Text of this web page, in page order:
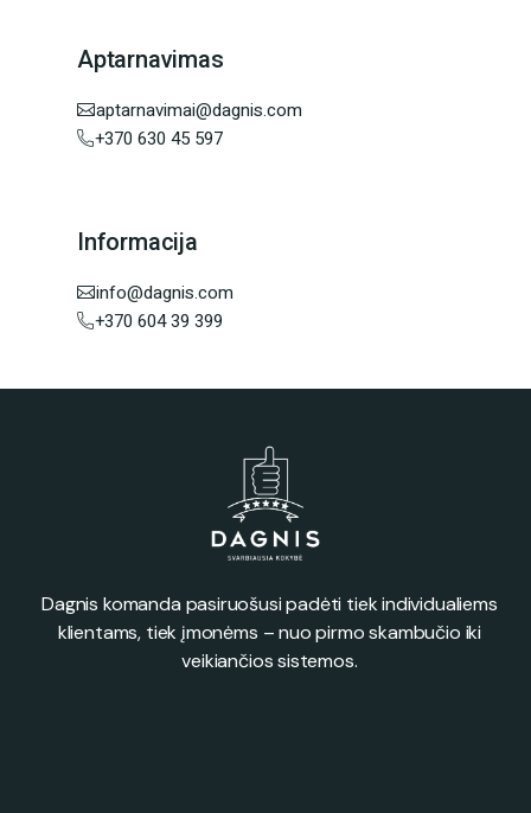
Aptarnavimas
aptarnavimai@dagnis.com
+370 630 45 597
Informacija
info@dagnis.com
+370 604 39 399
Dagnis komanda pasiruošusi padėti tiek individualiems
klientams, tiek įmonėms – nuo pirmo skambučio iki
veikiančios sistemos.